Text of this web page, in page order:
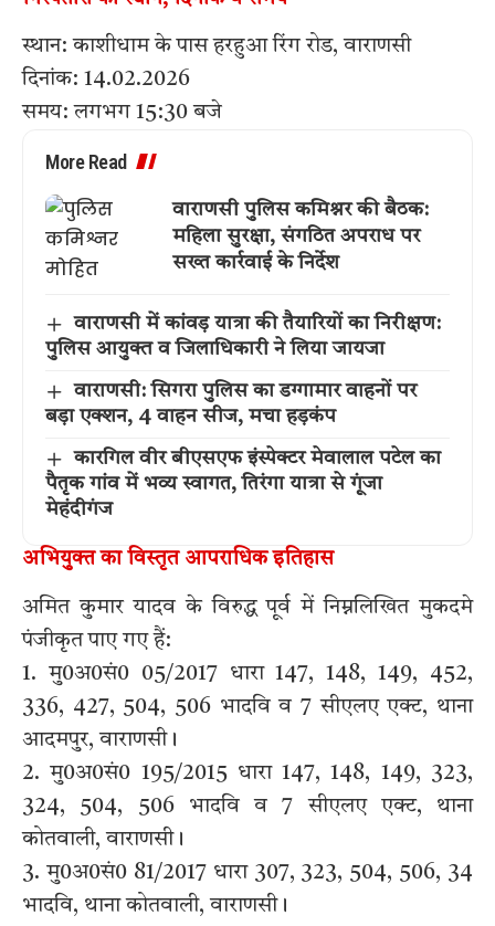
स्थान: काशीधाम के पास हरहुआ रिंग रोड, वाराणसी
दिनांक: 14.02.2026
समय: लगभग 15:30 बजे
More Read
वाराणसी पुलिस कमिश्नर की बैठक:
महिला सुरक्षा, संगठित अपराध पर
सख्त कार्रवाई के निर्देश
वाराणसी में कांवड़ यात्रा की तैयारियों का निरीक्षण:
पुलिस आयुक्त व जिलाधिकारी ने लिया जायजा
वाराणसी: सिगरा पुलिस का डग्गामार वाहनों पर
बड़ा एक्शन, 4 वाहन सीज, मचा हड़कंप
कारगिल वीर बीएसएफ इंस्पेक्टर मेवालाल पटेल का
पैतृक गांव में भव्य स्वागत, तिरंगा यात्रा से गूंजा
मेहंदीगंज
अभियुक्त का विस्तृत आपराधिक इतिहास
अमित कुमार यादव के विरुद्ध पूर्व में निम्नलिखित मुकदमे
पंजीकृत पाए गए हैं:
1. मु0अ0सं0 05/2017 धारा 147, 148, 149, 452,
336, 427, 504, 506 भादवि व 7 सीएलए एक्ट, थाना
आदमपुर, वाराणसी।
2. मु0अ0सं0 195/2015 धारा 147, 148, 149, 323,
324, 504, 506 भादवि व 7 सीएलए एक्ट, थाना
कोतवाली, वाराणसी।
3. मु0अ0सं0 81/2017 धारा 307, 323, 504, 506, 34
भादवि, थाना कोतवाली, वाराणसी।